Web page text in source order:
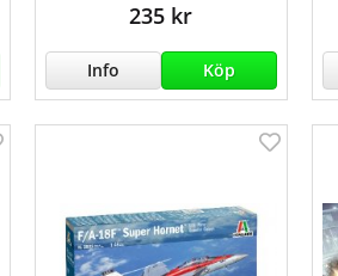
235 kr
Info Köp